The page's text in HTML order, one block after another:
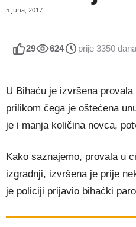
5 Juna, 2017
29 624 prije 3350 dana
U Bihaću je izvršena
prilikom čega je oštećena
je i manja količina novca,
Kako saznajemo, provala u
izgradnji, izvršena je prije
je policiji prijavio bihaćki